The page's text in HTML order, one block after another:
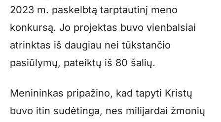
2023 m. paskelbtą tarptautinį meno
konkursą. Jo projektas buvo vienbalsiai
atrinktas iš daugiau nei tūkstančio
pasiūlymų, pateiktų iš 80 šalių.
Menininkas pripažino, kad tapyti Kristų
buvo itin sudėtinga, nes milijardai žmonių